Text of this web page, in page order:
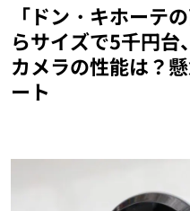
「ドン・キホーテ
らサイズで5千円台
カメラの性能は？
ート